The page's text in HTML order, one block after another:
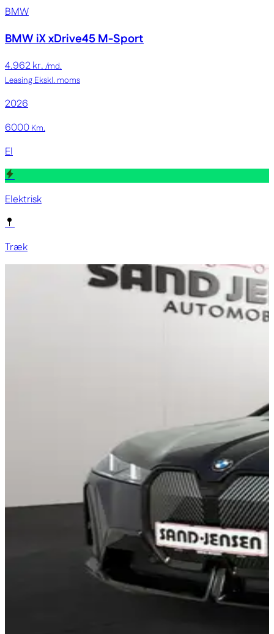
BMW
BMW iXxDrive45 M-Sport
4.962 kr./md.
Leasing Ekskl. moms
2026
6000 Km.
El
Elektrisk
Træk